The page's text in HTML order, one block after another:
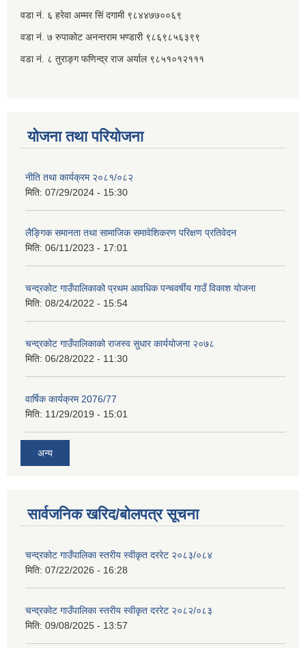
वडा नं. ६ हरेवा अम्मर सिं दगामी​ ९८४४७७००६९
वडा नं. ७ ‌‍रुपाकोट अनन्तराम भण्डारी ९८६९८५६३९९
वडा नं. ८ तुराङ्ग फणिन्द्र राज अर्याल ९८५१०१२१११
योजना तथा परियोजना
नीति तथा कार्यक्रम २०८१/०८२
मिति: 07/29/2024 - 15:30
लैङ्गिक समानता तथा सामाजिक समावेशिकरण परिक्षण प्रतिवेदन
मिति: 06/11/2023 - 17:01
चन्द्रकोट गाउँपालिकाको प्रथम आवधिक पन्चवर्षीय गाउँ विकाश योजना
मिति: 08/24/2022 - 15:54
चन्द्रकोट गाउँपालिकाको राजस्व सुधार कार्ययोजना २०७८
मिति: 06/28/2022 - 11:30
वार्षिक कार्यक्रम 2076/77
मिति: 11/29/2019 - 15:01
अन्य
सार्वजनिक खरिद/बोलपत्र सूचना
चन्द्रकोट गाउँपालिका स्तरीय स्वीकृत दररेट २०८३/०८४
मिति: 07/22/2026 - 16:28
चन्द्रकोट गाउँपालिका स्तरीय स्वीकृत दररेट २०८२/०८३
मिति: 09/08/2025 - 13:57